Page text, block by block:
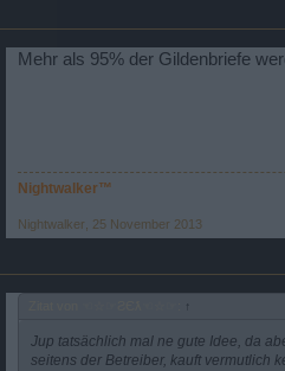
Mehr als 95% der Gildenbriefe
Nightwalker™
Nightwalker 25 November 2013
↑
Jup tatsächlich mal ne gute Idee, da
seitens der Betreiber, kauft vermutlich